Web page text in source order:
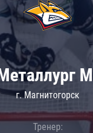
г. Магнитогорск
Тренер: